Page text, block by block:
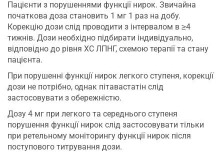
Пацієнти з порушеннями функції нирок. Звичайна
початкова доза становить 1 мг 1 раз на добу.
Корекцію дози слід проводити з інтервалом в ≥4
тижнів. Дози необхідно підбирати індивідуально,
відповідно до рівня ХС ЛПНГ, схемою терапії та стану
пацієнта.
При порушенні функції нирок легкого ступеня, корекції
дози не потрібно, однак пітавастатін слід
застосовувати з обережністю.
Дозу 4 мг при легкого та середнього ступеня
порушення функції нирок слід застосовувати тільки
при ретельному моніторингу функції нирок після
поступового титрування дози.